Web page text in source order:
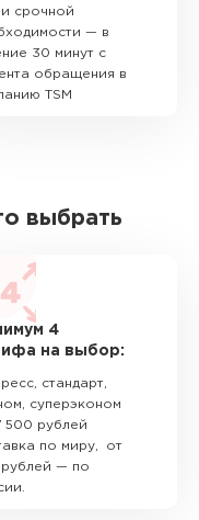
срочной
— в
30 минут с
обращения в
TSM
выбрать
4
на выбор:
стандарт,
суперэконом
500 рублей
по миру, от
— по